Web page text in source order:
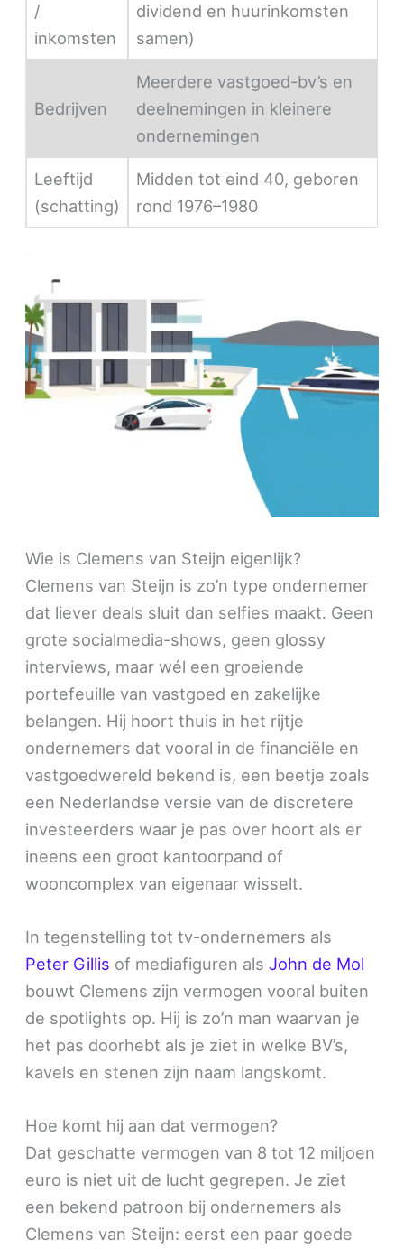
/
inkomsten
dividend en huurinkomsten
samen)
Bedrijven
Meerdere vastgoed-bv’s en
deelnemingen in kleinere
ondernemingen
Leeftijd
(schatting)
Midden tot eind 40, geboren
rond 1976–1980
Wie is Clemens van Steijn eigenlijk?
Clemens van Steijn is zo’n type ondernemer
dat liever deals sluit dan selfies maakt. Geen
grote socialmedia-shows, geen glossy
interviews, maar wél een groeiende
portefeuille van vastgoed en zakelijke
belangen. Hij hoort thuis in het rijtje
ondernemers dat vooral in de financiële en
vastgoedwereld bekend is, een beetje zoals
een Nederlandse versie van de discretere
investeerders waar je pas over hoort als er
ineens een groot kantoorpand of
wooncomplex van eigenaar wisselt.
In tegenstelling tot tv-ondernemers als
Peter Gillis of mediafiguren alsJohn de Mol
bouwt Clemens zijn vermogen vooral buiten
de spotlights op. Hij is zo’n man waarvan je
het pas doorhebt als je ziet in welke BV’s,
kavels en stenen zijn naam langskomt.
Hoe komt hij aan dat vermogen?
Dat geschatte vermogen van 8 tot 12 miljoen
euro is niet uit de lucht gegrepen. Je ziet
een bekend patroon bij ondernemers als
Clemens van Steijn: eerst een paar goede